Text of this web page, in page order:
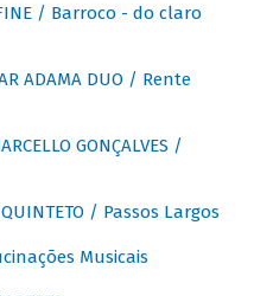
FINE / Barroco - do claro
ADAMA DUO / Rente
GONÇALVES /
QUINTETO / Passos Largos
Musicais